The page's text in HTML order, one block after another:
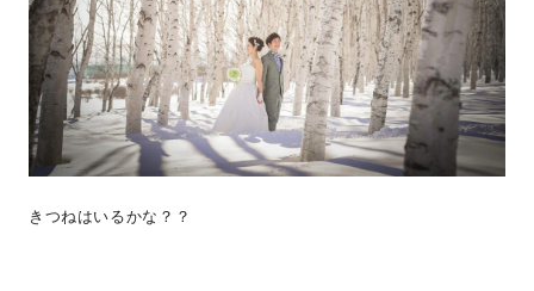
きつねはいるかな？？